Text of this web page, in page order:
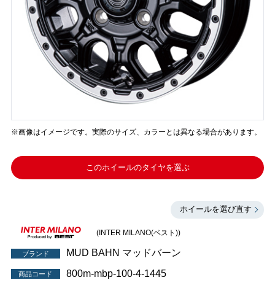
※画像はイメージです。実際のサイズ、カラーとは異なる場合があります。
このホイールのタイヤを選ぶ
ホイールを選び直す
(INTER MILANO(ベスト))
ブランド MUD BAHN マッドバーン
商品コード 800m-mbp-100-4-1445